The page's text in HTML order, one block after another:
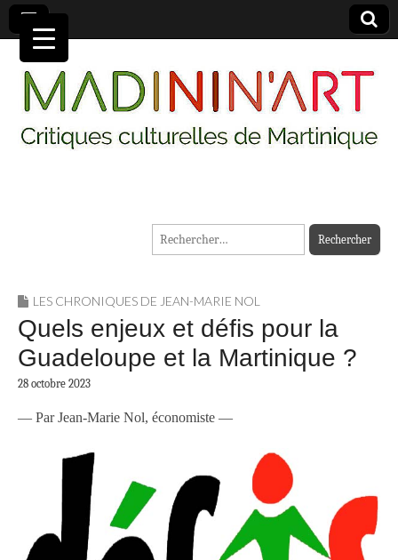
MADININ'ART
Rechercher :
LES CHRONIQUES DE JEAN-MARIE NOL
Quels enjeux et défis pour la
Guadeloupe et la Martinique ?
28 octobre 2023
— Par Jean-Marie Nol, économiste —